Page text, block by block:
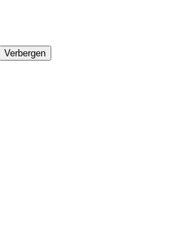
Verbergen